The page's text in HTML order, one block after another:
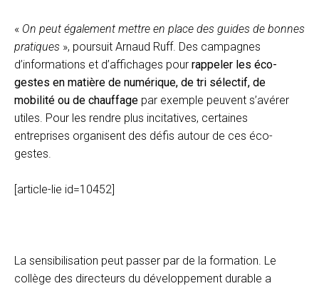
« On peut également mettre en place des guides de bonnes
pratiques », poursuit Arnaud Ruff. Des campagnes
d’informations et d’affichages pour rappeler les éco-
gestes en matière de numérique, de tri sélectif, de
mobilité ou de chauffage par exemple peuvent s’avérer
utiles. Pour les rendre plus incitatives, certaines
entreprises organisent des défis autour de ces éco-
gestes.
[article-lie id=10452]
La sensibilisation peut passer par de la formation. Le
collège des directeurs du développement durable a